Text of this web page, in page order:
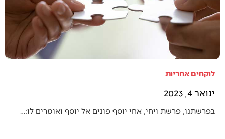
לוקחים אחריות
ינואר 4, 2023
בפרשתנו, פרשת ויחי, אחי יוסף פונים אל יוסף ואומרים לו:…